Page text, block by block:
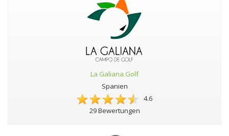
La Galiana Golf
Spanien
4.6
29 Bewertungen